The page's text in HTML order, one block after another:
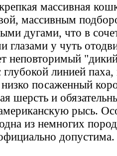
массивная
массивным
дугами, что в
глазами у чуть
неповторимый
линией
посаженный
шерсть и
рысь.
из немногих
допустима.